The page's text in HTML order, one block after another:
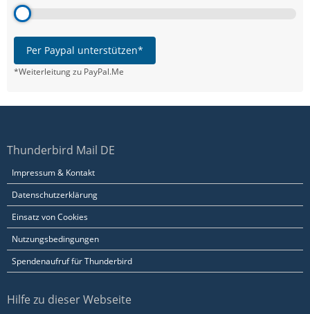
Per Paypal unterstützen*
*Weiterleitung zu PayPal.Me
Thunderbird Mail DE
Impressum & Kontakt
Datenschutzerklärung
Einsatz von Cookies
Nutzungsbedingungen
Spendenaufruf für Thunderbird
Hilfe zu dieser Webseite